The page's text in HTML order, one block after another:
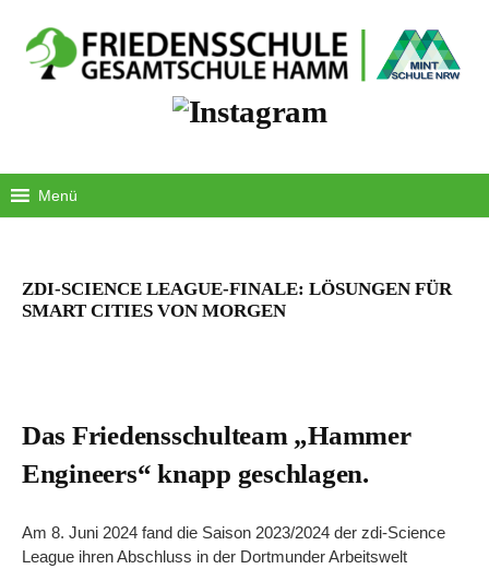
Inhalt
Menü
ZDI-SCIENCE LEAGUE-FINALE: LÖSUNGEN FÜR
SMART CITIES VON MORGEN
Das Friedensschulteam „Hammer
Engineers“ knapp geschlagen.
Am 8. Juni 2024 fand die Saison 2023/2024 der zdi-Science
League ihren Abschluss in der Dortmunder Arbeitswelt